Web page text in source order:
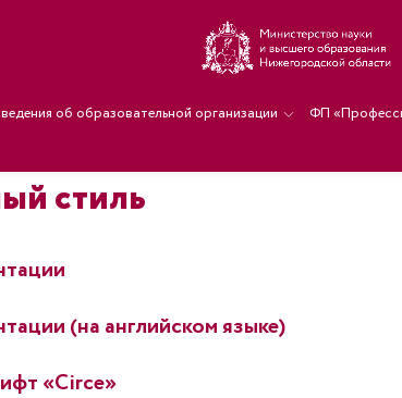
об образовательной организации ФП
стиль
(на английском языке)
«Circe»